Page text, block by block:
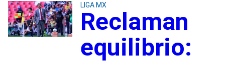
LIGA MX
Reclaman
equilibrio: